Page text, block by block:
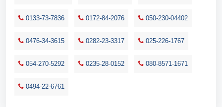
0133-73-7836 0172-84-2076 050-230-04402
0476-34-3615 0282-23-3317 025-226-1767
054-270-5292 0235-28-0152 080-8571-1671
0494-22-6761